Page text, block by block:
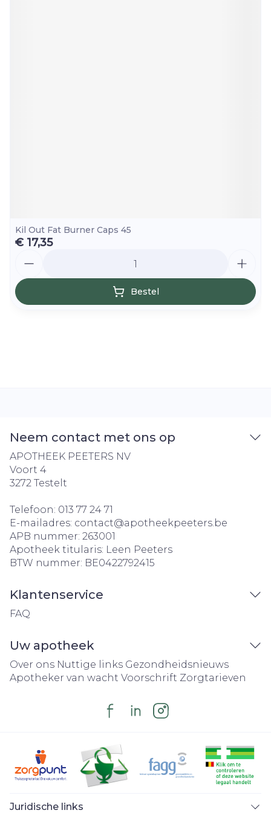
Kil Out Fat Burner Caps 45
€ 17,35
Bestel
Neem contact met ons op
APOTHEEK PEETERS NV
Voort 4
3272 Testelt
Telefoon: 013 77 24 71
E-mailadres: contact@apotheekpeeters.be
APB nummer: 263001
Apotheek titularis: Leen Peeters
BTW nummer: BE0422792415
Klantenservice
FAQ
Uw apotheek
Over ons Nuttige links Gezondheidsnieuws
Apotheker van wacht Voorschrift Zorgtarieven
Juridische links